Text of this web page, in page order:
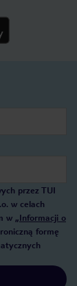
przez TUI
w celach
w „Informacji o
formę